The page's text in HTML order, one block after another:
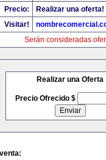
Precio:
Realizar una oferta!
Visitar!
Serán consideradas
Realizar una Oferta
Precio Ofrecido $